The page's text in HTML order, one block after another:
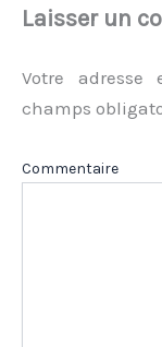
Laisser un
Votre
champs